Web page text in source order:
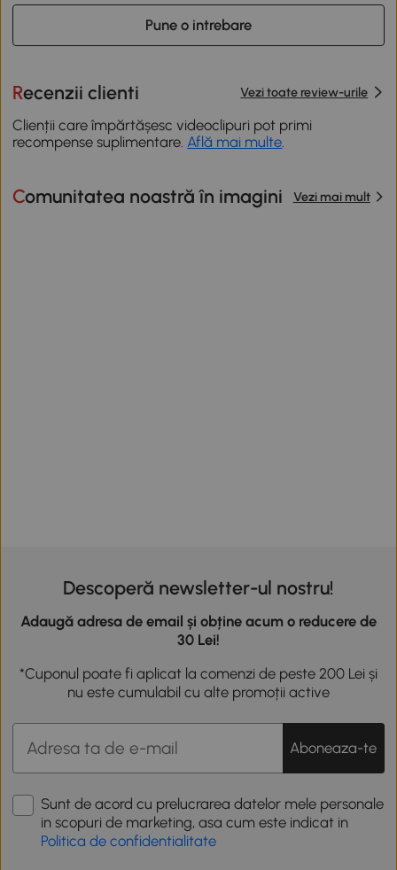
Pune o intrebare
Recenzii clienti Vezi toate review-urile
Clienții care împărtășesc videoclipuri pot primi
recompense suplimentare. Află mai multe
Comunitatea noastră în imagini Vezi mai mult
Descoperă newsletter-ul nostru!
Adaugă adresa de email și obține acum o reducere de
30 Lei!
*Cuponul poate fi aplicat la comenzi de peste 200 Lei și
nu este cumulabil cu alte promoții active
Aboneaza-te
Sunt de acord cu prelucrarea datelor mele personale
in scopuri de marketing, asa cum este indicat in
Politica de confidentialitate